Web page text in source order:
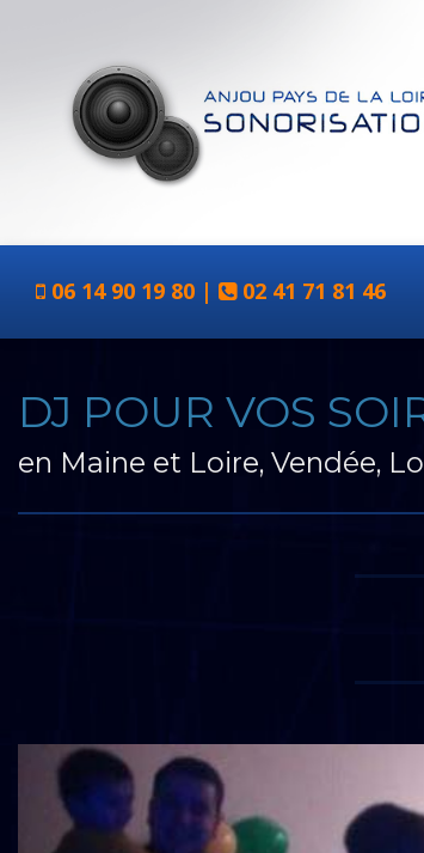
06 14 90 19 80 | 02 41 71 81 46
DJ POUR VOS
en Maine et Loire, Vendée,
Précédent